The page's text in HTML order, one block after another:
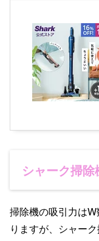
シャーク掃
掃除機の吸引力は
りますが、シャー